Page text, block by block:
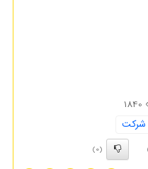
1840
شركت
(0)